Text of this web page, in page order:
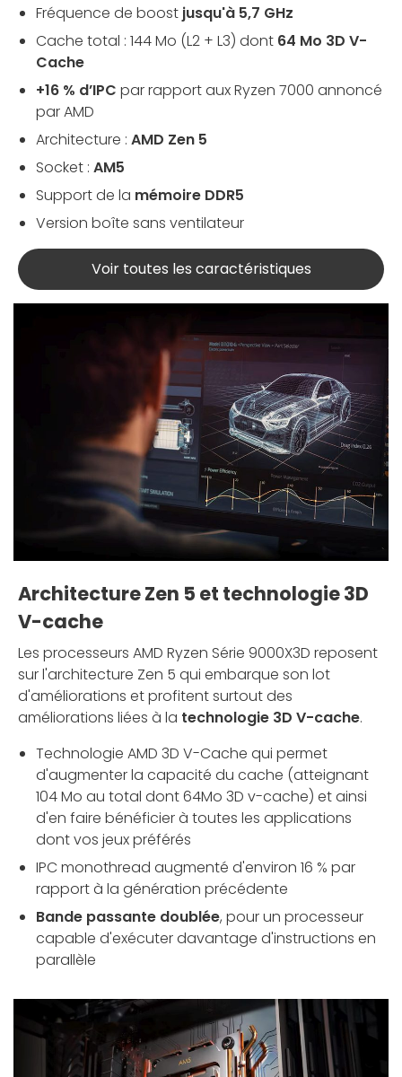
Fréquence de boost jusqu'à 5,7 GHz
Cache total : 144 Mo (L2 + L3) dont 64 Mo 3D V-
Cache
+16 % d’IPC par rapport aux Ryzen 7000 annoncé
par AMD
Architecture : AMD Zen 5
Socket : AM5
Support de la mémoire DDR5
Version boîte sans ventilateur
Voir toutes les caractéristiques
Architecture Zen 5 et technologie 3D
V-cache
Les processeurs AMD Ryzen Série 9000X3D reposent
sur l'architecture Zen 5 qui embarque son lot
d'améliorations et profitent surtout des
améliorations liées à la technologie 3D V-cache.
Technologie AMD 3D V-Cache qui permet
d'augmenter la capacité du cache (atteignant
104 Mo au total dont 64Mo 3D v-cache) et ainsi
d'en faire bénéficier à toutes les applications
dont vos jeux préférés
IPC monothread augmenté d'environ 16 % par
rapport à la génération précédente
Bande passante doublée, pour un processeur
capable d'exécuter davantage d'instructions en
parallèle